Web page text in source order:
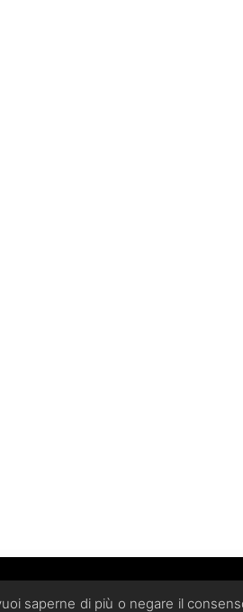
6, 21013, Gallarate (VA) -
saperne di più o negare il